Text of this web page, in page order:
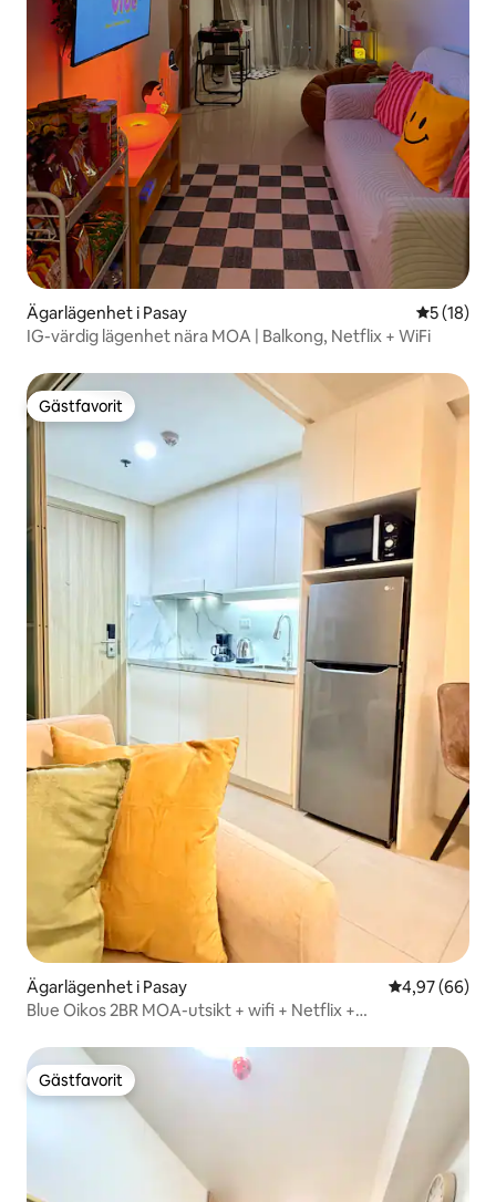
Ägarlägenhet i Pasay 5 av 5 i
5 (18)
IG-värdig lägenhet nära MOA | Balkong, Netflix + WiFi
Gästfavorit
Gästfavorit
Ägarlägenhet i Pasay 4,97 av 5 i
4,97 (66)
Blue Oikos 2BR MOA-utsikt + wifi + Netflix +
Gästfavorit
Gästfavorit